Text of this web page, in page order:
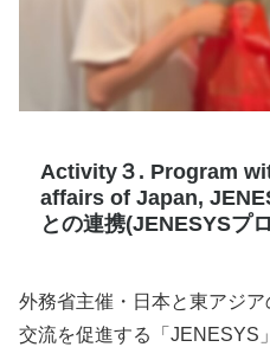
Activity３. Program
affairs of Japan,
との連携(JENESYSプ
外務省主催・日本と東アジ
交流を促進する「JENESYS